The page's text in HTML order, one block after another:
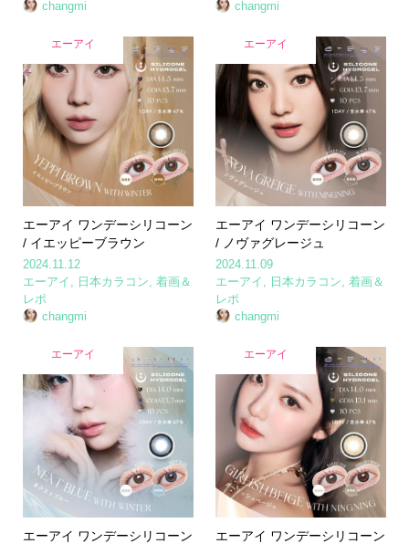
changmi
changmi
エーアイ
エーアイ ワンデーシリコーン
/ イエッピーブラウン
2024.11.12
エーアイ , 日本カラコン, 着画＆
レポ
changmi
エーアイ
エーアイ ワンデーシリコーン
/ ノヴァグレージュ
2024.11.09
エーアイ , 日本カラコン,着画＆
レポ
changmi
エーアイ
エーアイ ワンデーシリコーン
エーアイ
エーアイ ワンデーシリコーン